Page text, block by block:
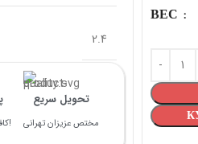
2.4
کافیست تماس بگیرید!
تحویل سریع
مختص عزیزان تهرانی
ВЕС